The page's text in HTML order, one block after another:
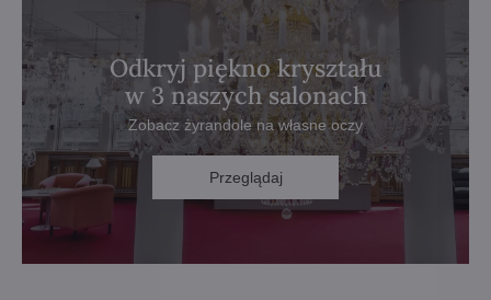
Odkryj piękno kryształu
w 3 naszych salonach
Zobacz żyrandole na własne oczy
Przeglądaj